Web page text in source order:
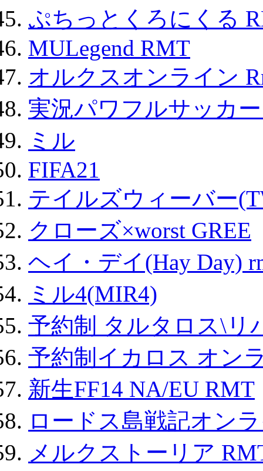
ぷちっとくろにくる
MULegend RMT
オルクスオンライン
実況パワフルサッカ
ミル
FIFA21
テイルズウィーバー
クローズ×worst GREE
ヘイ・デイ(Hay Day)
ミル4(MIR4)
予約制 タルタロス\リ
予約制イカロス オン
新生FF14 NA/EU RMT
ロードス島戦記オン
メルクストーリア